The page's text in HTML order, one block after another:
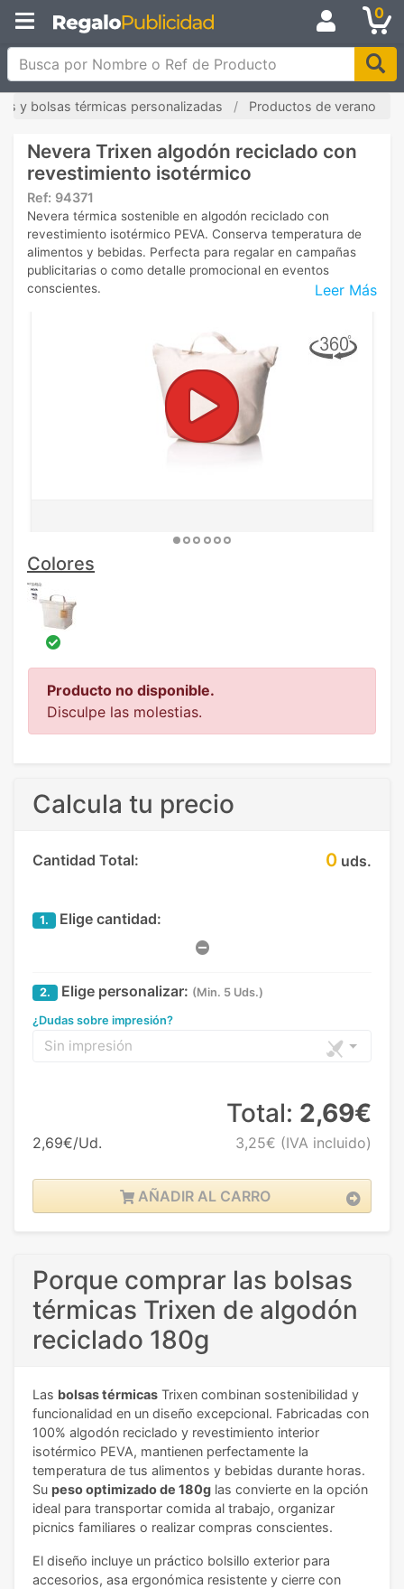
0
Busca por Nombre o Ref de Producto
y bolsas térmicas personalizadas Productos de verano
Nevera Trixen algodón reciclado con
revestimiento isotérmico
Ref: 94371
Leer Más
Nevera térmica sostenible en algodón reciclado con
revestimiento isotérmico PEVA. Conserva temperatura de
alimentos y bebidas. Perfecta para regalar en campañas
publicitarias o como detalle promocional en eventos
conscientes.
Colores
Producto no disponible.
Disculpe las molestias.
Calcula tu precio
Cantidad Total: 0 uds.
1. Elige cantidad:
2. Elige personalizar: (Min. 5 Uds.)
¿Dudas sobre impresión?
Sin impresión
2,69€/Ud.
Total: 2,69€
3,25€ (IVA incluido)
AÑADIR AL CARRO
Porque comprar las bolsas
térmicas Trixen de algodón
reciclado 180g
Las bolsas térmicas Trixen combinan sostenibilidad y
funcionalidad en un diseño excepcional. Fabricadas con
100% algodón reciclado y revestimiento interior
isotérmico PEVA, mantienen perfectamente la
temperatura de tus alimentos y bebidas durante horas.
Su peso optimizado de 180g las convierte en la opción
ideal para transportar comida al trabajo, organizar
picnics familiares o realizar compras conscientes.
El diseño incluye un práctico bolsillo exterior para
accesorios, asa ergonómica resistente y cierre con